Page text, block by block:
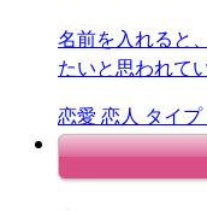
名前を入れると
たいと思われて
恋愛 恋人 タイプ